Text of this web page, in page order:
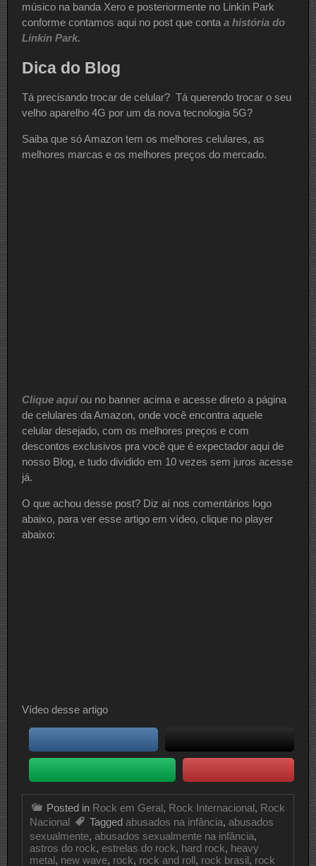
músico na banda Xero e posteriormente no Linkin Park
conforme contamos aqui no post que conta a história do
Linkin Park.
Dica do Blog
Tá precisando trocar de celular? Tá querendo trocar o seu
velho aparelho 4G por um da nova tecnologia 5G?
Saiba que só Amazon tem os melhores celulares, as
melhores marcas e os melhores preços do mercado.
Clique aquiou no banner acima e acesse direto a página
de celulares da Amazon, onde você encontra aquele
celular desejado, com os melhores preços e com
descontos exclusivos pra você que é expectador aqui de
nosso Blog, e tudo dividido em 10 vezes sem juros acesse
já.
O que achou desse post? Diz aí nos comentários logo
abaixo, para ver esse artigo em vídeo, clique no player
abaixo:
Vídeo desse artigo
Posted in Rock em Geral, Rock Internacional, Rock
Nacional
Tagged abusados na infância, abusados
sexualmente, abusados sexualmente na infância,
astros do rock, estrelas do rock, hard rock, heavy
metal, new wave, rock, rock and roll, rock brasil, rock